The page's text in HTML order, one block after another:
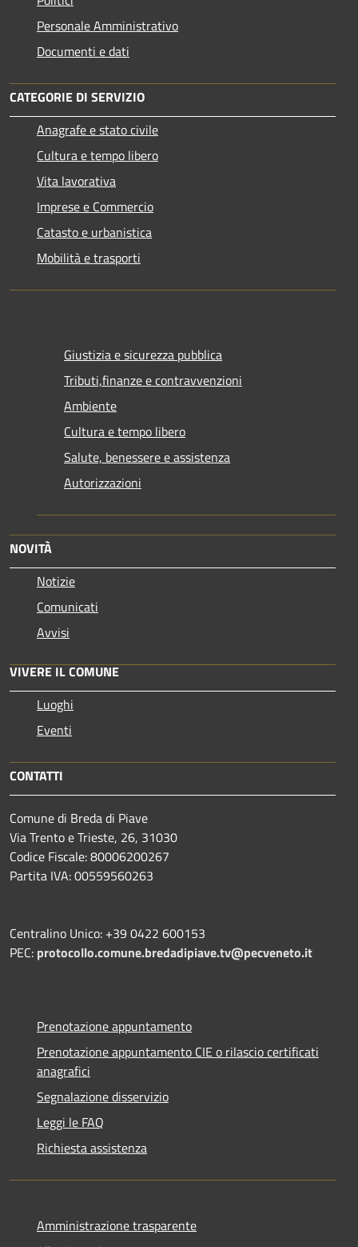
Personale Amministrativo
Documenti e dati
CATEGORIE DI SERVIZIO
Anagrafe e stato civile
Cultura e tempo libero
Vita lavorativa
Imprese e Commercio
Catasto e urbanistica
Mobilità e trasporti
Giustizia e sicurezza pubblica
Tributi,finanze e contravvenzioni
Ambiente
Cultura e tempo libero
Salute, benessere e assistenza
Autorizzazioni
NOVITÀ
Notizie
Comunicati
Avvisi
VIVERE IL COMUNE
Luoghi
Eventi
CONTATTI
Comune di Breda di Piave
Via Trento e Trieste, 26, 31030
Codice Fiscale: 80006200267
Partita IVA: 00559560263
Centralino Unico: +39 0422 600153
PEC: protocollo.comune.bredadipiave.tv@pecveneto.it
Prenotazione appuntamento
Prenotazione appuntamento CIE o rilascio certificati
anagrafici
Segnalazione disservizio
Leggi le FAQ
Richiesta assistenza
Amministrazione trasparente